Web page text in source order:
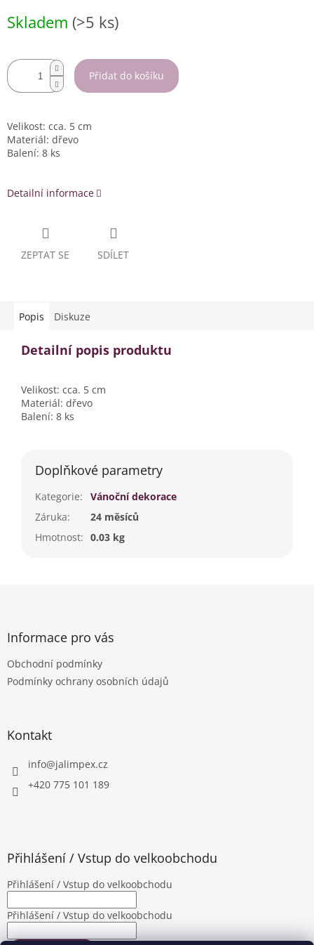
cena:
Skladem (>5 ks)
Přidat do košíku
Velikost: cca. 5 cm
Materiál: dřevo
Balení: 8 ks
Detailní informace
ZEPTAT SE SDÍLET
Popis Diskuze
Detailní popis produktu
Velikost: cca. 5 cm
Materiál: dřevo
Balení: 8 ks
Doplňkové parametry
Kategorie:
Vánoční dekorace
Záruka:
24 měsíců
Hmotnost: 0.03 kg
Informace pro vás
Obchodní podmínky
Podmínky ochrany osobních údajů
Kontakt
info@jalimpex.cz
+420 775 101 189
Přihlášení / Vstup do velkoobchodu
Přihlášení / Vstup do velkoobchodu
Přihlášení / Vstup do velkoobchodu